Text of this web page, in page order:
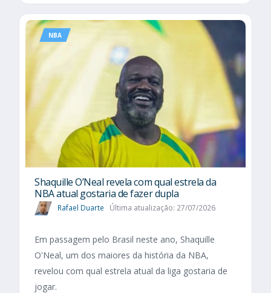
NBA
Shaquille O’Neal revela com qual estrela da
NBA atual gostaria de fazer dupla
Rafael Duarte Última atualização: 27/07/2026
Em passagem pelo Brasil neste ano, Shaquille
O'Neal, um dos maiores da história da NBA,
revelou com qual estrela atual da liga gostaria de
jogar.